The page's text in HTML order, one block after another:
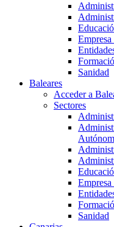
Empresa
Sanidad
Baleares
Acceder a
Sectores
Empresa
Sanidad